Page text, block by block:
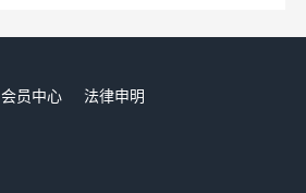
会员中心
法律申明